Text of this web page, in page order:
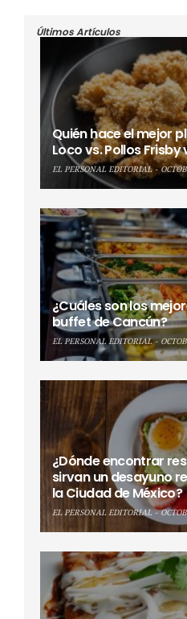
Últimos Artículos
Quién hace el mejor
Loco vs. Pollos
EL PERSONAL EDITORIAL
¿Cuáles son los
buffet de Cancún?
EL PERSONAL EDITORIAL
¿Dónde encontrar
sirvan un desayuno
la Ciudad de México?
EL PERSONAL EDITORIAL